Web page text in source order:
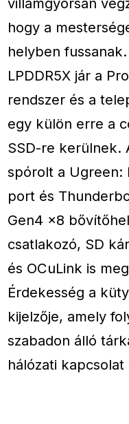
hogy a
helyben
LPDDR5X jár a
rendszer és a
egy külön erre a
SSD-re kerülnek.
spórolt a Ugreen:
port és
Gen4 x8
csatlakozó, SD
és OCuLink is
Érdekesség a
kijelzője, amely
szabadon álló
hálózati kapcsolat